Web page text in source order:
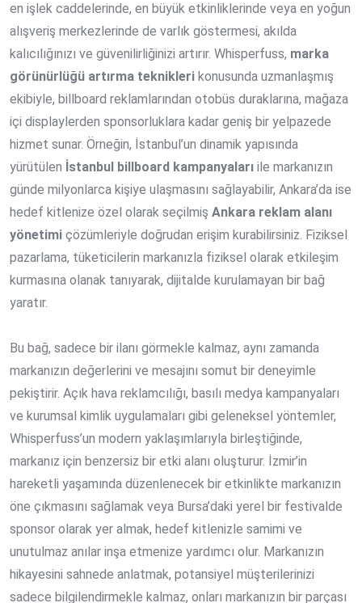
en işlek caddelerinde, en büyük etkinliklerinde veya en yoğun
alışveriş merkezlerinde de varlık göstermesi, akılda
kalıcılığınızı ve güvenilirliğinizi artırır. Whisperfuss, marka
görünürlüğü artırma teknikleri konusunda uzmanlaşmış
ekibiyle, billboard reklamlarından otobüs duraklarına, mağaza
içi displaylerden sponsorluklara kadar geniş bir yelpazede
hizmet sunar. Örneğin, İstanbul’un dinamik yapısında
yürütülen İstanbul billboard kampanyaları ile markanızın
günde milyonlarca kişiye ulaşmasını sağlayabilir, Ankara’da ise
hedef kitlenize özel olarak seçilmiş Ankara reklam alanı
yönetimi çözümleriyle doğrudan erişim kurabilirsiniz. Fiziksel
pazarlama, tüketicilerin markanızla fiziksel olarak etkileşim
kurmasına olanak tanıyarak, dijitalde kurulamayan bir bağ
yaratır.
Bu bağ, sadece bir ilanı görmekle kalmaz, aynı zamanda
markanızın değerlerini ve mesajını somut bir deneyimle
pekiştirir. Açık hava reklamcılığı, basılı medya kampanyaları
ve kurumsal kimlik uygulamaları gibi geleneksel yöntemler,
Whisperfuss’un modern yaklaşımlarıyla birleştiğinde,
markanız için benzersiz bir etki alanı oluşturur. İzmir’in
hareketli yaşamında düzenlenecek bir etkinlikte markanızın
öne çıkmasını sağlamak veya Bursa’daki yerel bir festivalde
sponsor olarak yer almak, hedef kitlenizle samimi ve
unutulmaz anılar inşa etmenize yardımcı olur. Markanızın
hikayesini sahnede anlatmak, potansiyel müşterilerinizi
sadece bilgilendirmekle kalmaz, onları markanızın bir parçası